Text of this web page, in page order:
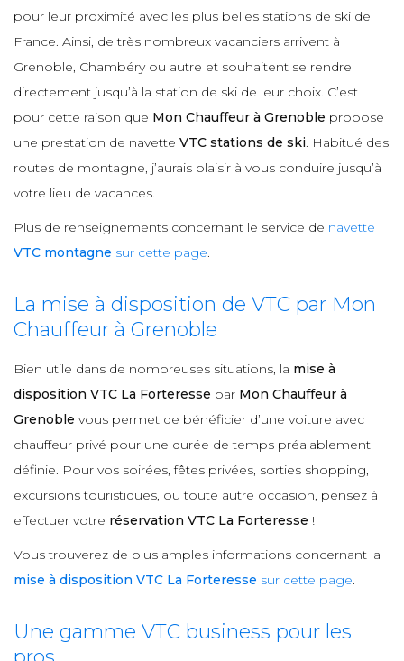
pour leur proximité avec les plus belles stations de ski de
France. Ainsi, de très nombreux vacanciers arrivent à
Grenoble, Chambéry ou autre et souhaitent se rendre
directement jusqu’à la station de ski de leur choix. C’est
pour cette raison que Mon Chauffeur à Grenoble propose
une prestation de navette VTC stations de ski. Habitué des
routes de montagne, j’aurais plaisir à vous conduire jusqu’à
votre lieu de vacances.
Plus de renseignements concernant le service de navette
VTC montagne sur cette page.
La mise à disposition de VTC par Mon
Chauffeur à Grenoble
Bien utile dans de nombreuses situations, la mise à
disposition VTC La Forteresse par Mon Chauffeur à
Grenoble vous permet de bénéficier d’une voiture avec
chauffeur privé pour une durée de temps préalablement
définie. Pour vos soirées, fêtes privées, sorties shopping,
excursions touristiques, ou toute autre occasion, pensez à
effectuer votre réservation VTC La Forteresse !
Vous trouverez de plus amples informations concernant la
mise à disposition VTC La Forteresse sur cette page.
Une gamme VTC business pour les